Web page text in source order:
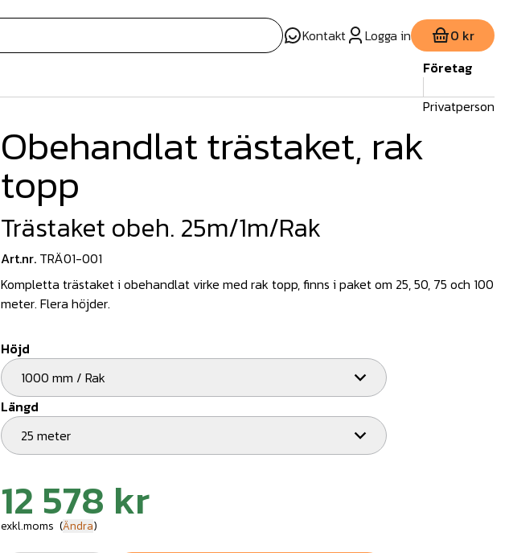
Kontakt Logga in 0 kr
Företag
Privatperson
Obehandlat trästaket, rak
topp
Trästaket obeh. 25m/1m/Rak
Art.nr. TRÄ01-001
Kompletta trästaket i obehandlat virke med rak topp, finns i paket om 25, 50, 75 och 100
meter. Flera höjder.
Höjd
1000 mm / Rak
Längd
25 meter
12 578 kr
exkl.moms (Ändra)